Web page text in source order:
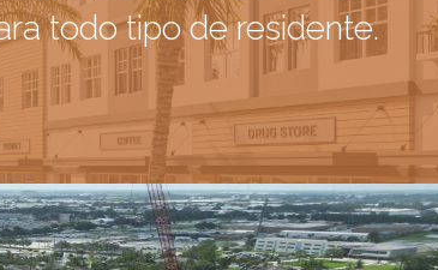
todo tipo de residente.